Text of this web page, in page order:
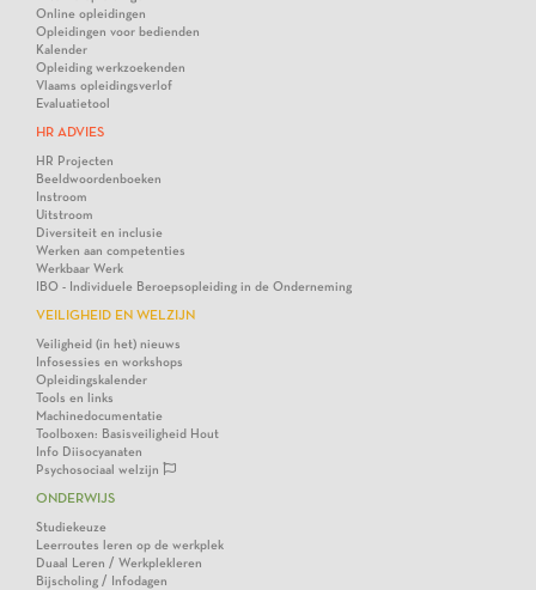
Online opleidingen
Opleidingen voor bedienden
Kalender
Opleiding werkzoekenden
Vlaams opleidingsverlof
Evaluatietool
HR ADVIES
HR Projecten
Beeldwoordenboeken
Instroom
Uitstroom
Diversiteit en inclusie
Werken aan competenties
Werkbaar Werk
IBO - Individuele Beroepsopleiding in de Onderneming
VEILIGHEID EN WELZIJN
Veiligheid (in het) nieuws
Infosessies en workshops
Opleidingskalender
Tools en links
Machinedocumentatie
Toolboxen: Basisveiligheid Hout
Info Diisocyanaten
Psychosociaal welzijn
ONDERWIJS
Studiekeuze
Leerroutes leren op de werkplek
Duaal Leren / Werkplekleren
Bijscholing / Infodagen